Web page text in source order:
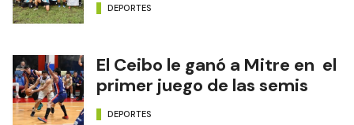
DEPORTES
El Ceibo le ganó a Mitre en el
primer juego de las semis
DEPORTES